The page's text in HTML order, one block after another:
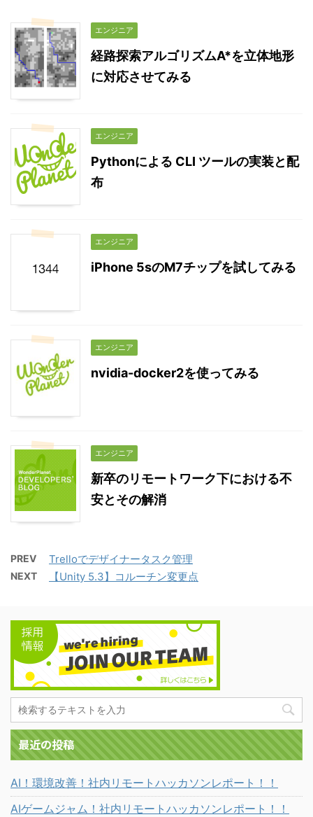
エンジニア
経路探索アルゴリズムA*を立体地形
に対応させてみる
エンジニア
Pythonによる CLI ツールの実装と配
布
エンジニア
iPhone 5sのM7チップを試してみる
エンジニア
nvidia-docker2を使ってみる
エンジニア
新卒のリモートワーク下における不
安とその解消
PREV Trelloでデザイナータスク管理
NEXT 【Unity 5.3】コルーチン変更点
最近の投稿
AI！環境改善！社内リモートハッカソンレポート！！
AIゲームジャム！社内リモートハッカソンレポート！！